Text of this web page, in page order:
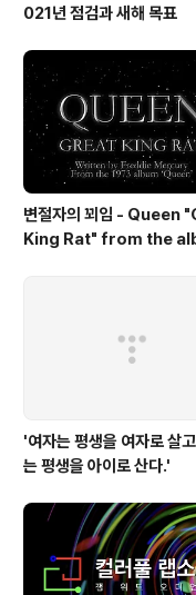
021년 점검과 새해 목표
변절자의 꾀임 - Queen
King Rat" from the
'여자는 평생을 여자로 살
는 평생을 아이로 산다.'